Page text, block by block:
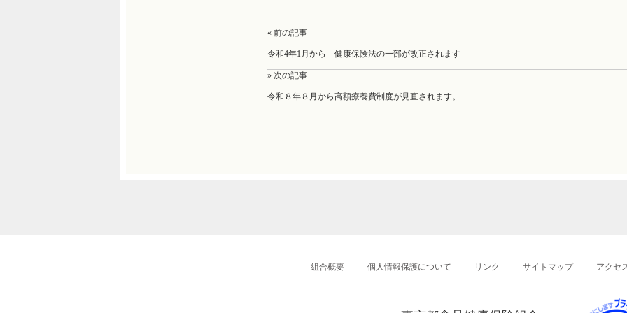
« 前の記事
令和4年1月から 健康保険法の一部が改正されます
» 次の記事
令和８年８月から高額療養費制度が見直されます。
組合概要 個人情報保護について リンク サイトマップ アクセ